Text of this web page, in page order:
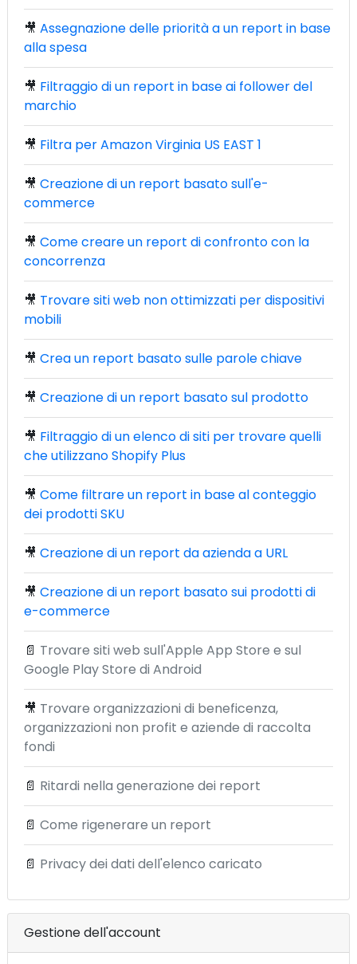
🎥 Assegnazione delle priorità a un report in base
alla spesa
🎥 Filtraggio di un report in base ai follower del
marchio
🎥 Filtra per Amazon Virginia US EAST 1
🎥 Creazione di un report basato sull'e-
commerce
🎥 Come creare un report di confronto con la
concorrenza
🎥 Trovare siti web non ottimizzati per dispositivi
mobili
🎥 Crea un report basato sulle parole chiave
🎥 Creazione di un report basato sul prodotto
🎥 Filtraggio di un elenco di siti per trovare quelli
che utilizzano Shopify Plus
🎥 Come filtrare un report in base al conteggio
dei prodotti SKU
🎥 Creazione di un report da azienda a URL
🎥 Creazione di un report basato sui prodotti di
e-commerce
📄 Trovare siti web sull'Apple App Store e sul
Google Play Store di Android
🎥 Trovare organizzazioni di beneficenza,
organizzazioni non profit e aziende di raccolta
fondi
📄 Ritardi nella generazione dei report
📄 Come rigenerare un report
📄 Privacy dei dati dell'elenco caricato
Gestione dell'account